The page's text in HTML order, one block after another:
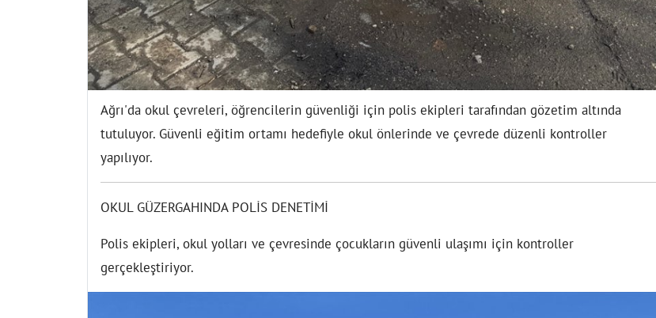
Ağrı'da okul çevreleri, öğrencilerin güvenliği için polis ekipleri tarafından gözetim altında
tutuluyor. Güvenli eğitim ortamı hedefiyle okul önlerinde ve çevrede düzenli kontroller
yapılıyor.
OKUL GÜZERGAHINDA POLİS DENETİMİ
Polis ekipleri, okul yolları ve çevresinde çocukların güvenli ulaşımı için kontroller
gerçekleştiriyor.